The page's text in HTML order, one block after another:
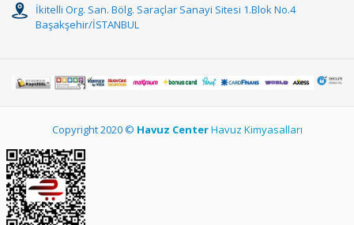
İkitelli Org. San. Bölg. Saraçlar Sanayi Sitesi 1.Blok No.4
Başakşehir/İSTANBUL
Copyright 2020 © Havuz CenterHavuz Kimyasalları